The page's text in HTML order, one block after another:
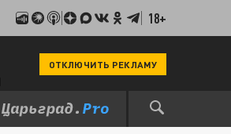
18+
ОТКЛЮЧИТЬ РЕКЛАМУ